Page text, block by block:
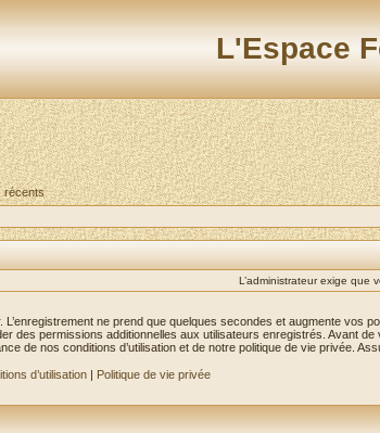
L'Espace
récents
L’administrateur exige que
ne prend que quelques secondes et augmente vos
des permissions additionnelles aux utilisateurs enregistrés. Avant de
de nos conditions d’utilisation et de notre politique de vie privée.
d’utilisation| Politique de vie privée